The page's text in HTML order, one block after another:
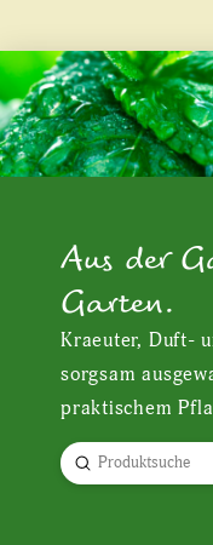
Aus der
Garten.
Kraeuter, Duft-
sorgsam
praktischem
Search
Submit